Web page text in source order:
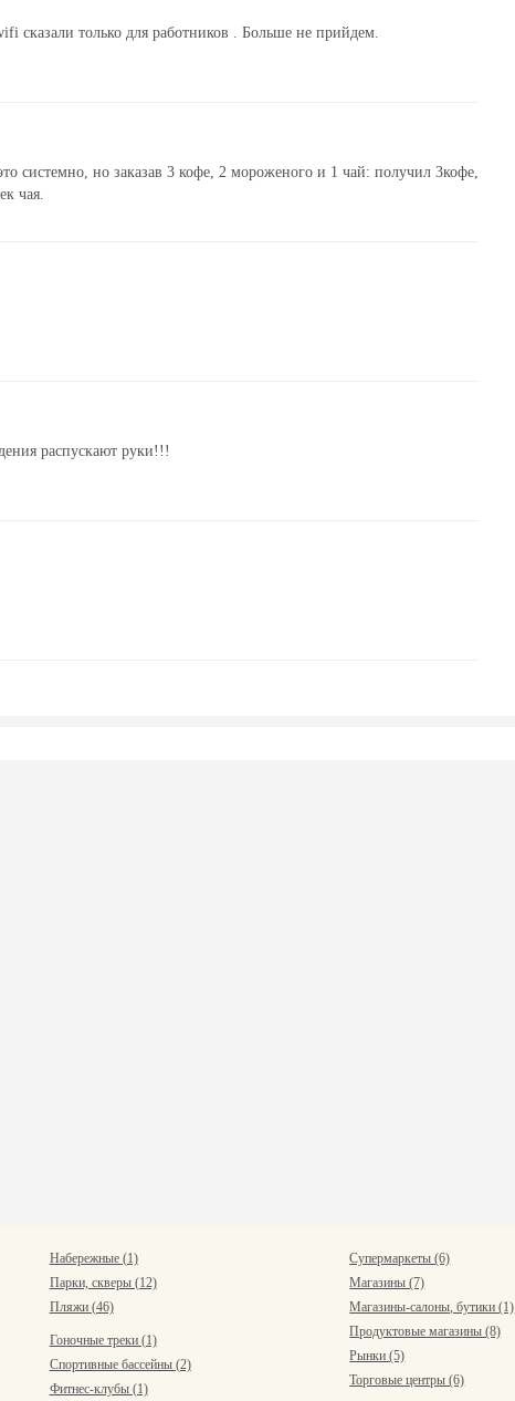
сказали только для работников . Больше не прийдем.
системно, но заказав 3 кофе, 2 мороженого и 1 чай: получил 3кофе,
чая.
распускают руки!!!
Набережные (1)
Парки, скверы (12)
Пляжи (46)
Гоночные треки (1)
Спортивные бассейны (2)
Фитнес-клубы (1)
Супермаркеты (6)
Магазины (7)
Магазины-салоны, бутики (1)
Продуктовые магазины (8)
Рынки (5)
Торговые центры (6)